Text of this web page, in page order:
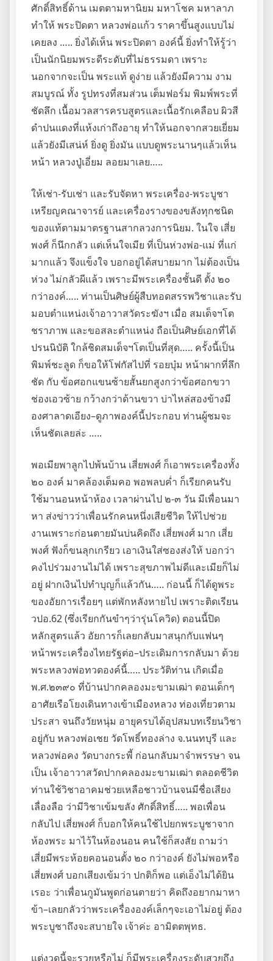
ศักดิ์สิทธิ์ด้าน เมตตามหานิยม มหาโชค มหาลาภ
ทำให้ พระปิดตา หลวงพ่อแก้ว ราคาขึ้นสูงแบบไม่
เคยลง ….. ยิ่งได้เห็น พระปิดตา องค์นี้ ยิ่งทำให้รู้ว่า
เป็นนักนิยมพระดีระดับที่ไม่ธรรมดา เพราะ
นอกจากจะเป็น พระแท้ ดูง่าย แล้วยังมีความ งาม
สมบูรณ์ ทั้ง รูปทรงที่สมส่วน เต็มฟอร์ม พิมพ์พระที่
ชัดลึก เนื้อมวลสารครบสูตรและเนื้อรักเคลือบ ผิวสี
ดำปนแดงที่แห้งเก่าถึงอายุ ทำให้นอกจากสวยเยี่ยม
แล้วยังมีเสน่ห์ ยิ่งดู ยิ่งมัน แบบดูพระนานๆแล้วเห็น
หน้า หลวงปู่เอี่ยม ลอยมาเลย…..
ให้เช่า-รับเช่า และรับจัดหา พระเครื่อง-พระบูชา
เหรียญคณาจารย์ และเครื่องรางของขลังทุกชนิด
ของแท้ตามมาตรฐานสากลวงการนิยม. ในใจ เสี่ย
พงศ์ ก็นึกกลัว แต่เห็นใจเมีย ที่เป็นห่วงพ่อ-แม่ ที่แก่
มากแล้ว จึงแข็งใจ บอกอยู่ได้สบายมาก ไม่ต้องเป็น
ห่วง ไม่กลัวผีแล้ว เพราะมีพระเครื่องชั้นดี ตั้ง ๒๐
กว่าองค์….. ท่านเป็นศิษย์ผู้สืบทอดสรรพวิชาและรับ
มอบตำแหน่งเจ้าอาวาสวัดระฆังฯ เมื่อ สมเด็จฯโต
ชราภาพ และขอสละตำแหน่ง ถือเป็นศิษย์เอกที่ได้
ปรนนิบัติ ใกล้ชิดสมเด็จฯโตเป็นที่สุด….. ครั้งนี้เป็น
พิมพ์ชะลูด ก็ขอให้โฟกัสไปที่ รอยบุ๋ม หน้าผากที่ลึก
ชัด กับ ข้อศอกแขนซ้ายสั้นยกสูงกว่าข้อศอกขวา
ช่องเอวซ้าย กว้างกว่าด้านขวา บ่าไหล่สองข้างมี
องศาลาดเอียง–ดูภาพองค์นี้ประกอบ ท่านผู้ชมจะ
เห็นชัดเลยล่ะ …..
พอเมียพาลูกไปพ้นบ้าน เสี่ยพงศ์ ก็เอาพระเครื่องทั้ง
๒๐ องค์ มาคล้องเต็มคอ พอพลบค่ำ ก็เรียกคนรับ
ใช้มานอนหน้าห้อง เวลาผ่านไป ๒-๓ วัน มีเพื่อนมา
หา ส่งข่าวว่าเพื่อนรักคนหนึ่งเสียชีวิต ให้ไปช่วย
งานเพราะก่อนตายมันบ่นคิดถึง เสี่ยพงศ์ มาก เสี่ย
พงศ์ ฟังก็ขนลุกเกรียว เอาเงินใส่ซองส่งให้ บอกว่า
คงไปร่วมงานไม่ได้ เพราะสุขภาพไม่ดีและเมียก็ไม่
อยู่ ฝากเงินไปทำบุญก็แล้วกัน….. ก่อนนี้ ก็ได้ดูพระ
ของอัยการเรื่อยๆ แต่พักหลังหายไป เพราะติดเรียน
วปอ.62 (ซึ่งเรียกกันขำๆว่ารุ่นโควิด) ตอนนี้ปิด
หลักสูตรแล้ว อัยการก็เลยกลับมาสนุกกับแฟนๆ
หน้าพระเครื่องไทยรัฐต่อ–ประเดิมการกลับมา ด้วย
พระหลวงพ่อทวดองค์นี้….. ประวัติท่าน เกิดเมื่อ
พ.ศ.๒๓๙๐ ที่บ้านปากคลองมะขามเฒ่า ตอนเด็กๆ
อาศัยเรือโยงเดินทางเข้าเมืองหลวง ท่องเที่ยวตาม
ประสา จนถึงวัยหนุ่ม อายุครบได้อุปสมบทเรียนวิชา
อยู่กับ หลวงพ่อเชย วัดโพธิ์ทองล่าง จ.นนทบุรี และ
หลวงพ่อคง วัดบางกระพี้ ก่อนกลับมาจำพรรษา จน
เป็น เจ้าอาวาสวัดปากคลองมะขามเฒ่า ตลอดชีวิต
ท่านใช้วิชาอาคมช่วยเหลือชาวบ้านจนมีชื่อเสียง
เลื่องลือ ว่ามีวิชาเข้มขลัง ศักดิ์สิทธิ์….. พอเพื่อน
กลับไป เสี่ยพงศ์ ก็บอกให้คนใช้ไปยกพระบูชาจาก
ห้องพระ มาไว้ในห้องนอน คนใช้ก็สงสัย ถามว่า
เสี่ยมีพระห้อยคอนอนตั้ง ๒๐ กว่าองค์ ยังไม่พอหรือ
เสี่ยพงศ์ บอกเสียงเข้มว่า ปกติก็พอ แต่เอ็งไม่ได้ยิน
เรอะ ว่าเพื่อนกูมันพูดก่อนตายว่า คิดถึงอยากมาหา
ข้า–เลยกลัวว่าพระเครื่ององค์เล็กๆจะเอาไม่อยู่ ต้อง
พระบูชาถึงจะสบายใจ เจ้าค่ะ อามิตตพุทธ.
แต่งวดนี้จะรวยหรือไม่ ก็มีพระเครื่องระดับสวยถึง